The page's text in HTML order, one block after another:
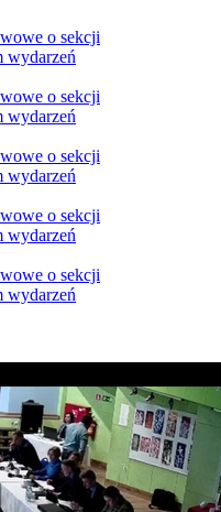
o sekcji
wydarzeń
o sekcji
wydarzeń
o sekcji
wydarzeń
o sekcji
wydarzeń
o sekcji
wydarzeń